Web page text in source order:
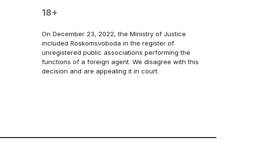
18+
On December 23, 2022, the Ministry of Justice
included Roskomsvoboda in the register of
unregistered public associations performing the
functions of a foreign agent. We disagree with this
decision and are appealing it in court.